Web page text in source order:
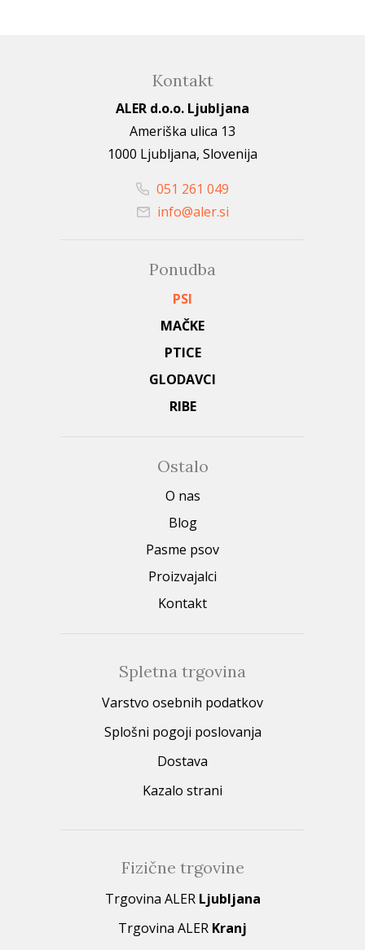
Kontakt
ALER d.o.o. Ljubljana
Ameriška ulica 13
1000 Ljubljana, Slovenija
051 261 049
info@aler.si
Ponudba
PSI
MAČKE
PTICE
GLODAVCI
RIBE
Ostalo
O nas
Blog
Pasme psov
Proizvajalci
Kontakt
Spletna trgovina
Varstvo osebnih podatkov
Splošni pogoji poslovanja
Dostava
Kazalo strani
Fizične trgovine
Trgovina ALER Ljubljana
Trgovina ALER Kranj